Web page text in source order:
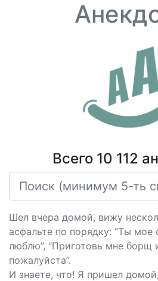
Всего 10 112
Шел вчера домой, вижу
асфальте по порядку: “Ты мое
люблю”, “Приготовь мне борщ
пожалуйста”.
И знаете, что! Я пришел